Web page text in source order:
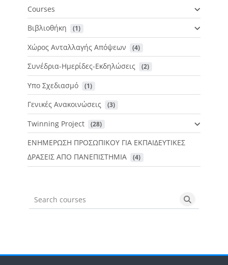
Courses
Βιβλιοθήκη
(1)
Χώρος Ανταλλαγής Απόψεων (4)
Συνέδρια-Ημερίδες-Εκδηλώσεις (2)
Υπο Σχεδιασμό (1)
Γενικές Ανακοινώσεις (3)
Twinning Project (28)
ΕΝΗΜΕΡΩΣΗ ΠΡΟΣΩΠΙΚΟΥ ΓΙΑ ΕΚΠΑΙΔΕΥΤΙΚΕΣ
ΔΡΑΣΕΙΣ ΑΠΟ ΠΑΝΕΠΙΣΤΗΜΙΑ
(4)
Search courses Search